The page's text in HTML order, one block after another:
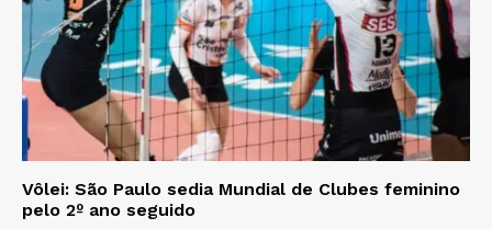
Vôlei: São Paulo sedia Mundial de Clubes feminino
pelo 2º ano seguido